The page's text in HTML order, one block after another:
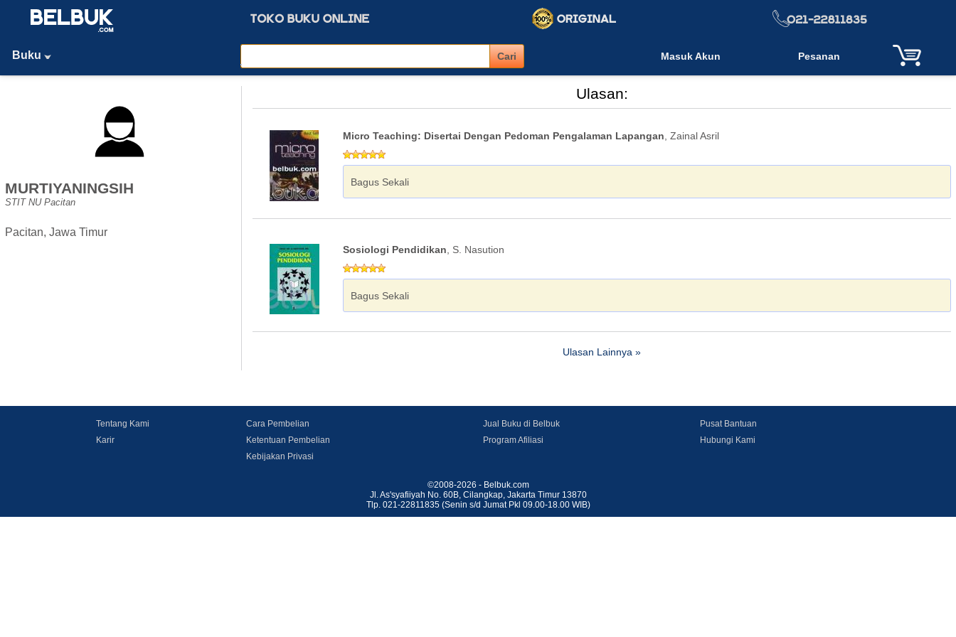
Buku Masuk Akun Pesanan
MURTIYANINGSIH
STIT NU Pacitan
Pacitan, Jawa Timur
Ulasan:
Micro Teaching: Disertai Dengan Pedoman Pengalaman Lapangan , Zainal Asril
Bagus Sekali
Sosiologi Pendidikan , S. Nasution
Bagus Sekali
Ulasan Lainnya »
Tentang Kami
Karir
Cara Pembelian
Ketentuan Pembelian
Kebijakan Privasi
Jual Buku di Belbuk
Program Afiliasi
Pusat Bantuan
Hubungi Kami
©2008-2026 - Belbuk.com
Jl. As'syafiiyah No. 60B, Cilangkap, Jakarta Timur 13870
Tlp. 021-22811835 (Senin s/d Jumat Pkl 09.00-18.00 WIB)